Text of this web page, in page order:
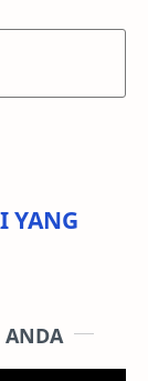
YANG
ANDA